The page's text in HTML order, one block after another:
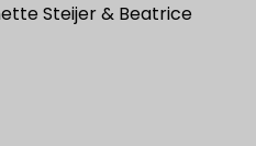
Steijer & Beatrice